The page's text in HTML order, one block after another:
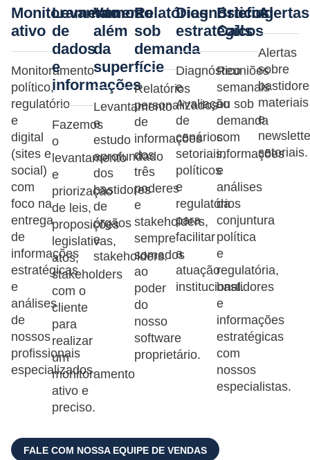
Monitoramento
ativo
Monitoramento
político,
regulatório
e
digital
(sites e
social)
com
foco na
entrega
de
informações
estratégicas
e
análises
de
nossos
profissionais
especializados.
Levantamento
de
dados
e
informações
Fazemos
o
levantamento
e
priorização
de leis,
proposições
legislativas,
atos,
stakeholders
com o
cliente
para
realizar
um
monitoramento
ativo e
preciso.
Vamos
além
da
superfície
Levantamento
e
estudo
aprofundado
dos
bastidores
de
órgãos
e
stakeholders.
Relatórios
sob
demanda
Relatórios
personalizados
de
informações
dos
três
poderes
e
stakeholders,
sempre
somados
ao
poder
do
nosso
software
proprietário.
Diagnósticos
estratégicos
Diagnóstico
e
Avaliação
de
cenários
setoriais,
políticos
e
regulatórios
para
facilitar
a
atuação
institucional.
Briefing
Calls
Reuniões
semanais
ou sob
demanda
com
informações
e
análises
da
conjuntura
política
e
regulatória,
bastidores
e
informações
estratégicas
com
nossos
especialistas.
Alertas
Alertas
sobre
materiais
e
setoriais.
FALE COM NOSSA EQUIPE DE VENDAS